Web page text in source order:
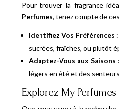
Pour trouver la fragrance
Perfumes, tenez compte de
Identifiez Vos Préférences
sucrées, fraîches, ou plutôt
Adaptez-Vous aux Saisons
légers en été et des
Explorez My